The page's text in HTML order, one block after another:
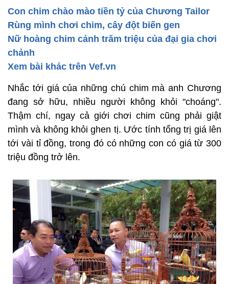
Con chim chào mào tiền tỷ của Chương Tailor
Rùng mình chơi chim, cây đột biến gen
Nữ hoàng chim cảnh trăm triệu của đại gia chơi
chảnh
Xem bài khác trên Vef.vn
Nhắc tới giá của những chú chim mà anh Chương
đang sở hữu, nhiều người không khỏi "choáng".
Thậm chí, ngay cả giới chơi chim cũng phải giật
mình và không khỏi ghen tị. Ước tính tổng trị giá lên
tới vài tỉ đồng, trong đó có những con có giá từ 300
triệu đồng trở lên.